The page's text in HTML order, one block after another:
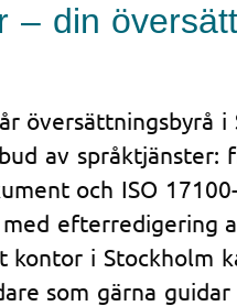
– din
översättningsbyrå i
av språktjänster:
och ISO
efterredigering
kontor i Stockholm
som gärna guidar